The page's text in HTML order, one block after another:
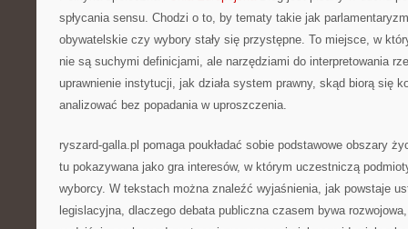
spłycania sensu. Chodzi o to, by tematy takie jak
obywatelskie czy wybory stały się przystępne. To miejsce, w
nie są suchymi definicjami, ale narzędziami do interpretowania
uprawnienie instytucji, jak działa system prawny, skąd biorą się
analizować bez popadania w uproszczenia.
ryszard-galla.pl pomaga poukładać sobie podstawowe obszary
tu pokazywana jako gra interesów, w którym uczestniczą
wyborcy. W tekstach można znaleźć wyjaśnienia, jak powstaje
legislacyjna, dlaczego debata publiczna czasem bywa